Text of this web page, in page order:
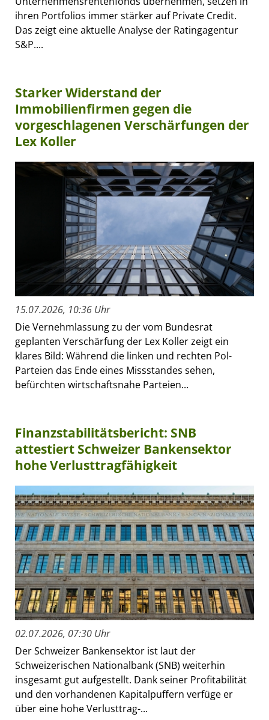
ihren Portfolios immer stärker auf Private Credit.
Das zeigt eine aktuelle Analyse der Ratingagentur
S&P....
Starker Widerstand der
Immobilienfirmen gegen die
vorgeschlagenen Verschärfungen der
Lex Koller
15.07.2026, 10:36 Uhr
Die Vernehmlassung zu der vom Bundesrat
geplanten Verschärfung der Lex Koller zeigt ein
klares Bild: Während die linken und rechten Pol-
Parteien das Ende eines Missstandes sehen,
befürchten wirtschaftsnahe Parteien...
Finanzstabilitätsbericht: SNB
attestiert Schweizer Bankensektor
hohe Verlusttragfähigkeit
02.07.2026, 07:30 Uhr
Der Schweizer Bankensektor ist laut der
Schweizerischen Nationalbank (SNB) weiterhin
insgesamt gut aufgestellt. Dank seiner Profitabilität
und den vorhandenen Kapitalpuffern verfüge er
über eine hohe Verlusttrag-...